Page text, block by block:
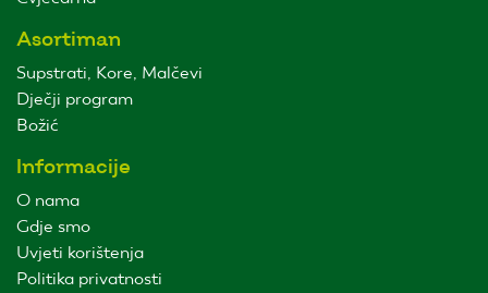
Asortiman
Supstrati, Kore, Malčevi
Dječji program
Božić
Informacije
O nama
Gdje smo
Uvjeti korištenja
Politika privatnosti